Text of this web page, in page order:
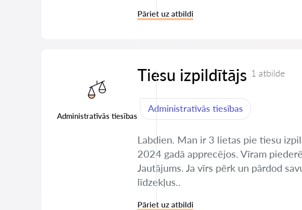
Pāriet uz atbildi
Administratīvās tiesības
Tiesu izpildītājs 1 atbilde
Administratīvās tiesības
Labdien. Man ir 3 lietas pie tiesu
2024 gadā apprecējos. Vīram
Jautājums. Ja vīrs pērk un pārdod
līdzekļus..
Pāriet uz atbildi